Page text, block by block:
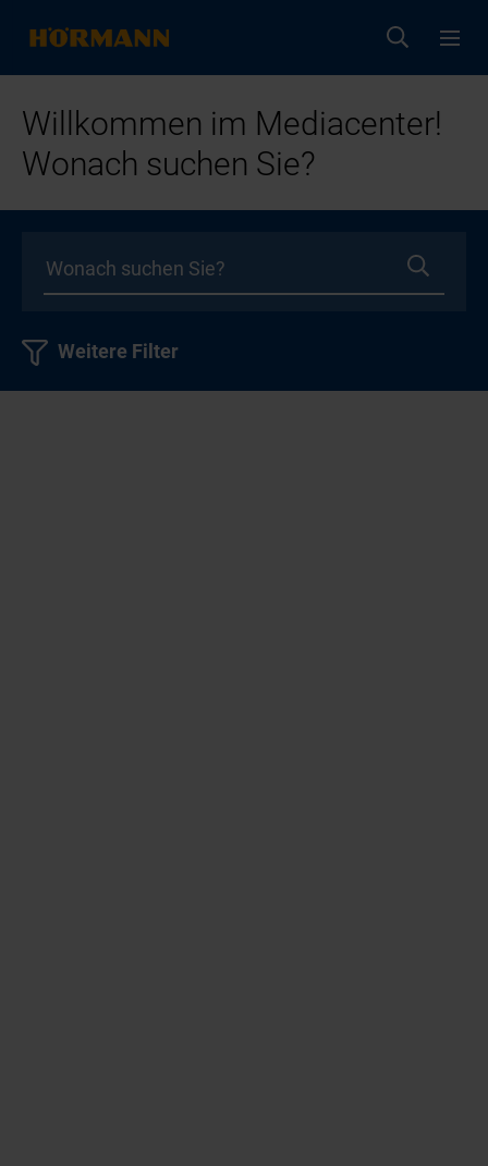
Willkommen im Mediacenter!
Wonach suchen Sie?
Weitere Filter